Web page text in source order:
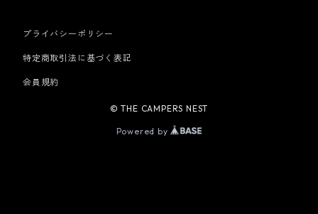
プライバシーポリシー
特定商取引法に基づく表記
会員規約
© THE CAMPERS NEST
Powered by